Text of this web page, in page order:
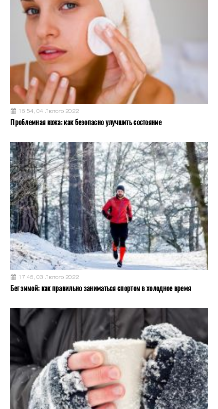
16:54, 04 Лютого 2022
Проблемная кожа: как безопасно улучшить состояние
17:45, 03 Лютого 2022
Бег зимой: как правильно заниматься спортом в холодное время